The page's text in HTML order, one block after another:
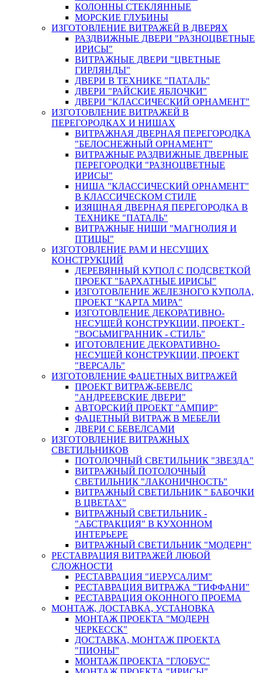
КОЛОННЫ СТЕКЛЯННЫЕ
МОРСКИЕ ГЛУБИНЫ
ИЗГОТОВЛЕНИЕ ВИТРАЖЕЙ В ДВЕРЯХ
РАЗДВИЖНЫЕ ДВЕРИ "РАЗНОЦВЕТНЫЕ
ИРИСЫ"
ВИТРАЖНЫЕ ДВЕРИ "ЦВЕТНЫЕ
ГИРЛЯНДЫ"
ДВЕРИ В ТЕХНИКЕ "ПАТАЛЬ"
ДВЕРИ "РАЙСКИЕ ЯБЛОЧКИ"
ДВЕРИ "КЛАССИЧЕСКИЙ ОРНАМЕНТ"
ИЗГОТОВЛЕНИЕ ВИТРАЖЕЙ В
ПЕРЕГОРОДКАХ И НИШАХ
ВИТРАЖНАЯ ДВЕРНАЯ ПЕРЕГОРОДКА
"БЕЛОСНЕЖНЫЙ ОРНАМЕНТ"
ВИТРАЖНЫЕ РАЗДВИЖНЫЕ ДВЕРНЫЕ
ПЕРЕГОРОДКИ "РАЗНОЦВЕТНЫЕ
ИРИСЫ"
НИША "КЛАССИЧЕСКИЙ ОРНАМЕНТ"
В КЛАССИЧЕСКОМ СТИЛЕ
ИЗЯЩНАЯ ДВЕРНАЯ ПЕРЕГОРОДКА В
ТЕХНИКЕ "ПАТАЛЬ"
ВИТРАЖНЫЕ НИШИ "МАГНОЛИЯ И
ПТИЦЫ"
ИЗГОТОВЛЕНИЕ РАМ И НЕСУЩИХ
КОНСТРУКЦИЙ
ДЕРЕВЯННЫЙ КУПОЛ С ПОДСВЕТКОЙ
ПРОЕКТ "БАРХАТНЫЕ ИРИСЫ"
ИЗГОТОВЛЕНИЕ ЖЕЛЕЗНОГО КУПОЛА,
ПРОЕКТ "КАРТА МИРА"
ИЗГОТОВЛЕНИЕ ДЕКОРАТИВНО-
НЕСУЩЕЙ КОНСТРУКЦИИ, ПРОЕКТ -
"ВОСЬМИГРАННИК - СТИЛЬ"
ИГОТОВЛЕНИЕ ДЕКОРАТИВНО-
НЕСУЩЕЙ КОНСТРУКЦИИ, ПРОЕКТ
"ВЕРСАЛЬ"
ИЗГОТОВЛЕНИЕ ФАЦЕТНЫХ ВИТРАЖЕЙ
ПРОЕКТ ВИТРАЖ-БЕВЕЛС
"АНДРЕЕВСКИЕ ДВЕРИ"
АВТОРСКИЙ ПРОЕКТ "АМПИР"
ФАЦЕТНЫЙ ВИТРАЖ В МЕБЕЛИ
ДВЕРИ С БЕВЕЛСАМИ
ИЗГОТОВЛЕНИЕ ВИТРАЖНЫХ
СВЕТИЛЬНИКОВ
ПОТОЛОЧНЫЙ СВЕТИЛЬНИК "ЗВЕЗДА"
ВИТРАЖНЫЙ ПОТОЛОЧНЫЙ
СВЕТИЛЬНИК "ЛАКОНИЧНОСТЬ"
ВИТРАЖНЫЙ СВЕТИЛЬНИК " БАБОЧКИ
В ЦВЕТАХ"
ВИТРАЖНЫЙ СВЕТИЛЬНИК -
"АБСТРАКЦИЯ" В КУХОННОМ
ИНТЕРЬЕРЕ
ВИТРАЖНЫЙ СВЕТИЛЬНИК "МОДЕРН"
РЕСТАВРАЦИЯ ВИТРАЖЕЙ ЛЮБОЙ
СЛОЖНОСТИ
РЕСТАВРАЦИЯ "ИЕРУСАЛИМ"
РЕСТАВРАЦИЯ ВИТРАЖА "ТИФФАНИ"
РЕСТАВРАЦИЯ ОКОННОГО ПРОЕМА
МОНТАЖ, ДОСТАВКА, УСТАНОВКА
МОНТАЖ ПРОЕКТА "МОДЕРН
ЧЕРКЕССК"
ДОСТАВКА, МОНТАЖ ПРОЕКТА
"ПИОНЫ"
МОНТАЖ ПРОЕКТА "ГЛОБУС"